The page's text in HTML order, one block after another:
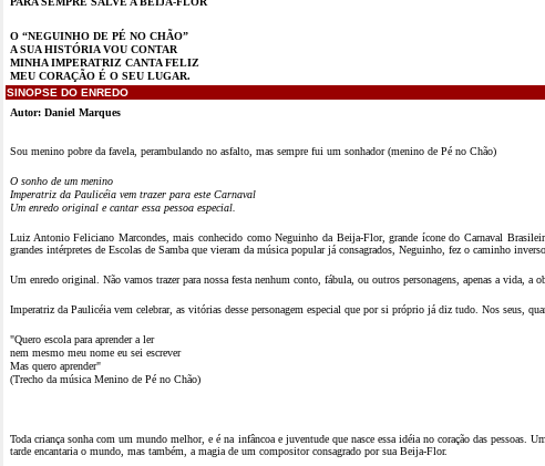
O “NEGUINHO DE PÉ NO CHÃO”
A SUA HISTÓRIA VOU CONTAR
MINHA IMPERATRIZ CANTA FELIZ
MEU CORAÇÃO É O SEU LUGAR.
SINOPSE DO ENREDO
Autor: Daniel Marques
Sou menino pobre da favela, perambulando no asfalto, mas sempre fui um sonhador (menino de Pé no Chão)
O sonho de um menino
Imperatriz da Paulicéia vem trazer para este Carnaval
Um enredo original e cantar essa pessoa especial.
Luiz Antonio Feliciano Marcondes, mais conhecido como Neguinho da Beija-Flor, grande ícone do Carnaval
grandes intérpretes de Escolas de Samba que vieram da música popular já consagrados, Neguinho, fez o caminho
Um enredo original. Não vamos trazer para nossa festa nenhum conto, fábula, ou outros personagens, apenas a vida, a
Imperatriz da Paulicéia vem celebrar, as vitórias desse personagem especial que por si próprio já diz tudo. Nos seus,
"Quero escola para aprender a ler
nem mesmo meu nome eu sei escrever
Mas quero aprender"
(Trecho da música Menino de Pé no Chão)
Toda criança sonha com um mundo melhor, e é na infâncoa e juventude que nasce essa idéia no coração das
tarde encantaria o mundo, mas também, a magia de um compositor consagrado por sua Beija-Flor.